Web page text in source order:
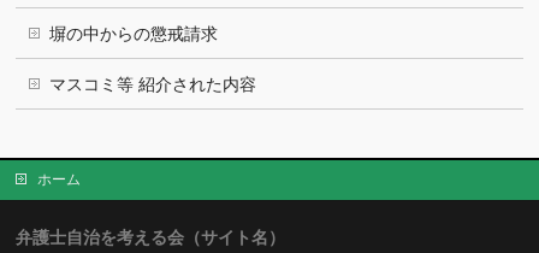
塀の中からの懲戒請求
マスコミ等 紹介された内容
ホーム
弁護士自治を考える会（サイト名）